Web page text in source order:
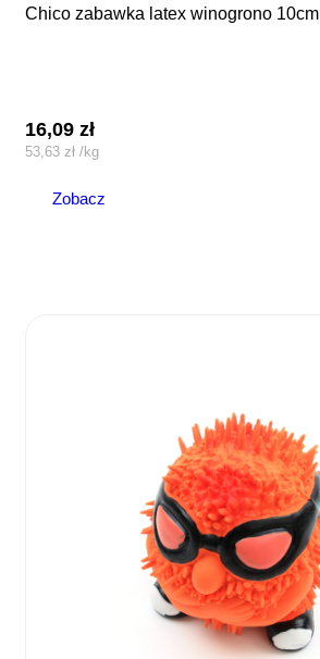
chico zabawka latex winogrono 10cm
16,09zł
53,63 zł /kg
Zobacz